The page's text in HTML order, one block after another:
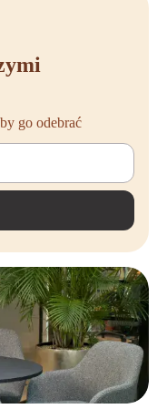
go odebrać